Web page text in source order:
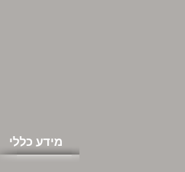
מידע כללי